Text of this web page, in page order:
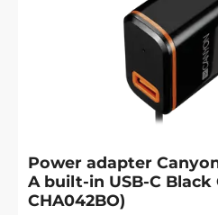
Power adapter
A built-in USB-C Black
CHA042BO)